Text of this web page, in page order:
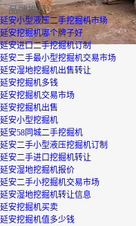
品牌推荐
延安小型液压二手挖掘机市场
延安挖掘机哪个牌子好
延安进口二手挖掘机订制
延安二手最小型挖掘机交易市场
延安湿地挖掘机出售转让
延安挖掘机多钱
延安挖掘机交易市场
延安挖掘机出售
延安小型挖掘机
延安58同城二手挖掘机
延安二手小型液压挖掘机订制
延安二手进口挖掘机转让
延安湿地挖掘机报价
延安二手小挖掘机交易市场
延安湿地挖掘机转让信息
延安挖掘机买卖
延安挖掘机值多少钱